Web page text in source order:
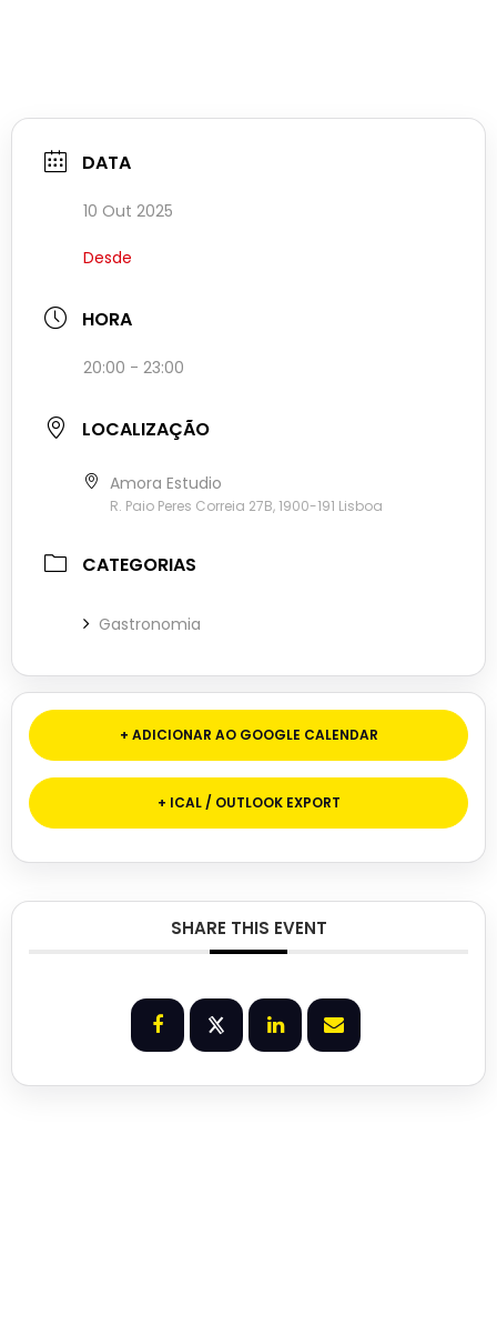
DATA
10 Out 2025
Desde
HORA
20:00 - 23:00
LOCALIZAÇÃO
Amora Estudio
R. Paio Peres Correia 27B, 1900-191 Lisboa
CATEGORIAS
Gastronomia
+ ADICIONAR AO GOOGLE CALENDAR
+ ICAL / OUTLOOK EXPORT
SHARE THIS EVENT